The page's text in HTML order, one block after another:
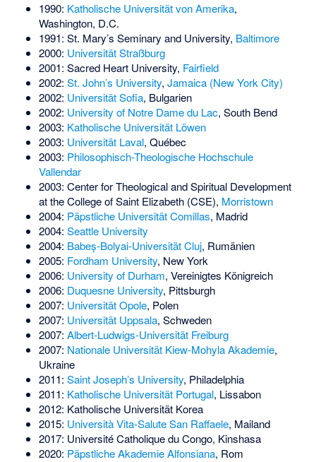
1990: Katholische Universität von Amerika,
Washington, D.C.
1991: St. Mary’s Seminary and University, Baltimore
2000: Universität Straßburg
2001: Sacred Heart University, Fairfield
2002: St. John’s University, Jamaica (New York City)
2002: Universität Sofia, Bulgarien
2002: University of Notre Dame du Lac, South Bend
2003: Katholische Universität Löwen
2003: Universität Laval, Québec
2003: Philosophisch-Theologische Hochschule
Vallendar
2003: Center for Theological and Spiritual Development
at the College of Saint Elizabeth (CSE), Morristown
2004: Päpstliche Universität Comillas, Madrid
2004: Seattle University
2004: Babeș-Bolyai-Universität Cluj, Rumänien
2005: Fordham University, New York
2006: University of Durham, Vereinigtes Königreich
2006: Duquesne University, Pittsburgh
2007: Universität Opole, Polen
2007: Universität Uppsala, Schweden
2007: Albert-Ludwigs-Universität Freiburg
2007: Nationale Universität Kiew-Mohyla Akademie,
Ukraine
2011: Saint Joseph’s University, Philadelphia
2011: Katholische Universität Portugal, Lissabon
2012: Katholische Universität Korea
2015: Università Vita-Salute San Raffaele, Mailand
2017: Université Catholique du Congo, Kinshasa
2020: Päpstliche Akademie Alfonsiana, Rom